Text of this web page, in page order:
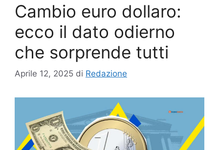
Cambio euro dollaro:
ecco il dato odierno
che sorprende tutti
Aprile 12, 2025 di Redazione